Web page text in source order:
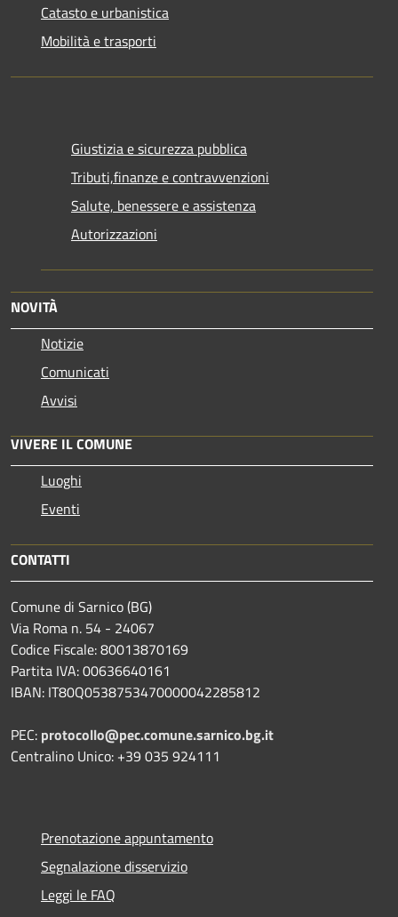
Catasto e urbanistica
Mobilità e trasporti
Giustizia e sicurezza pubblica
Tributi,finanze e contravvenzioni
Salute, benessere e assistenza
Autorizzazioni
NOVITÀ
Notizie
Comunicati
Avvisi
VIVERE IL COMUNE
Luoghi
Eventi
CONTATTI
Comune di Sarnico (BG)
Via Roma n. 54 - 24067
Codice Fiscale: 80013870169
Partita IVA: 00636640161
IBAN: IT80Q0538753470000042285812
PEC: protocollo@pec.comune.sarnico.bg.it
Centralino Unico: +39 035 924111
Prenotazione appuntamento
Segnalazione disservizio
Leggi le FAQ